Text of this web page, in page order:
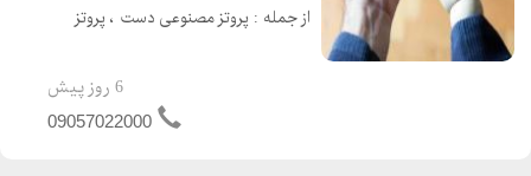
از جمله : پروتز مصنوعی دست ، پروتز
کلینیک ارتوپدی حامی طب (ارتوز و
پروتز) تماس با حامی طب حامی تب :
6 روز پیش
09057022000